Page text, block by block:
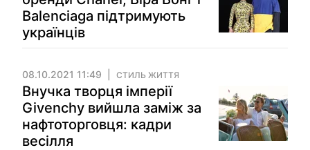
Balenciaga підтримують
українців
08.10.2021 11:49 СТИЛЬ ЖИТТЯ
Внучка творця імперії
Givenchy вийшла заміж за
нафтоторговця: кадри
весілля